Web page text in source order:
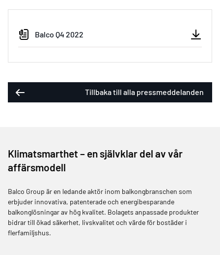
Balco Q4 2022
Tillbaka till alla pressmeddelanden
Klimatsmarthet – en självklar del av vår
affärsmodell
Balco Group är en ledande aktör inom balkongbranschen som
erbjuder innovativa, patenterade och energibesparande
balkonglösningar av hög kvalitet. Bolagets anpassade produkter
bidrar till ökad säkerhet, livskvalitet och värde för bostäder i
flerfamiljshus.